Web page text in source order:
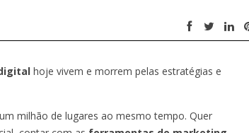
hoje vivem e morrem pelas estratégias e
milhão de lugares ao mesmo tempo. Quer